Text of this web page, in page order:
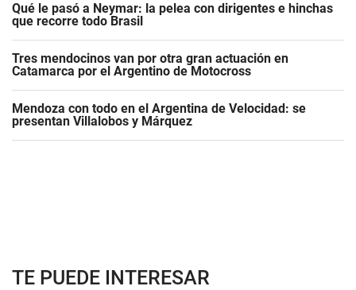
Qué le pasó a Neymar: la pelea con dirigentes e hinchas
que recorre todo Brasil
Tres mendocinos van por otra gran actuación en
Catamarca por el Argentino de Motocross
Mendoza con todo en el Argentina de Velocidad: se
presentan Villalobos y Márquez
TE PUEDE INTERESAR